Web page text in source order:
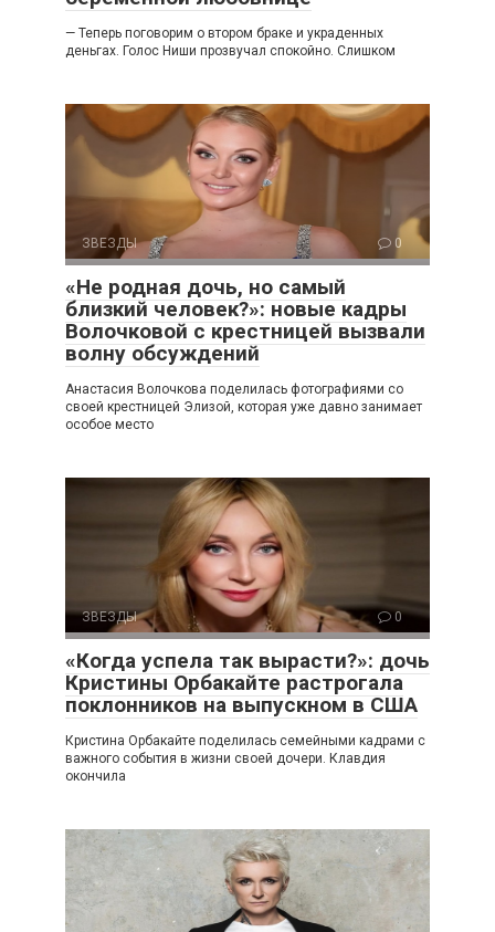
— Теперь поговорим о втором браке и украденных
деньгах. Голос Ниши прозвучал спокойно. Слишком
ЗВЕЗДЫ 0
«Не родная дочь, но самый
близкий человек?»: новые кадры
Волочковой с крестницей вызвали
волну обсуждений
Анастасия Волочкова поделилась фотографиями со
своей крестницей Элизой, которая уже давно занимает
особое место
ЗВЕЗДЫ 0
«Когда успела так вырасти?»: дочь
Кристины Орбакайте растрогала
поклонников на выпускном в США
Кристина Орбакайте поделилась семейными кадрами с
важного события в жизни своей дочери. Клавдия
окончила